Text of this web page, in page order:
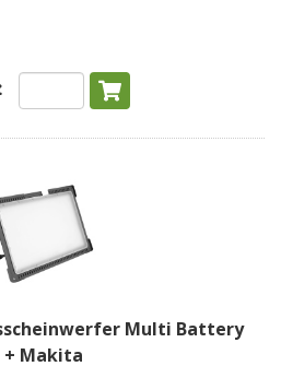
Multi Battery
+ Makita